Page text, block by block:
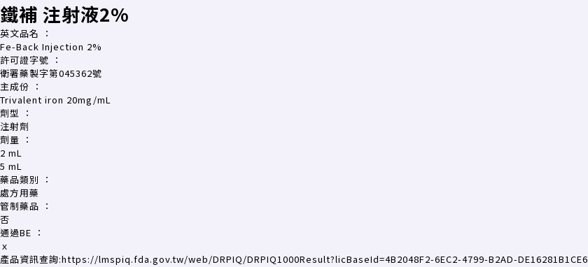
鐵補 注射液2%
英文品名
：
Fe-Back Injection 2%
許可證字號 ：
衛署藥製字第045362號
主成份 ：
Trivalent iron 20mg/mL
劑型 ：
注射劑
劑量 ：
2 mL
5 mL
藥品類別
：
處方用藥
管制藥品 ：
否
通過BE ：
ｘ
產品資訊查詢:https://lmspiq.fda.gov.tw/web/DRPIQ/DRPIQ1000Result?licBaseId=4B2048F2-6EC2-4799-B2AD-DE16281B1CE6